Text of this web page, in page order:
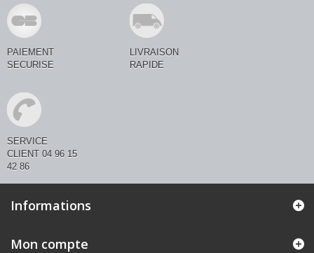
PAIEMENT
SECURISE
LIVRAISON
RAPIDE
SERVICE
CLIENT 04 96 15
42 86
Informations
Mon compte